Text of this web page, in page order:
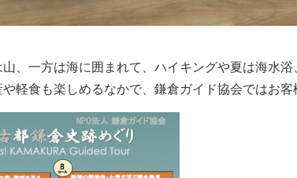
、一方は海に囲まれて、ハイキングや夏は海水
や軽食も楽しめるなかで、鎌倉ガイド協会ではお